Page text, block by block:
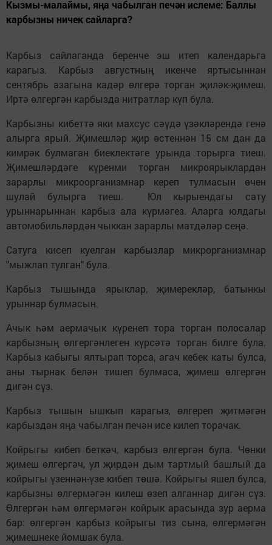
Кызмы-малаймы, яңа чабылган печән ислеме: Баллы
карбызны ничек сайларга?
Карбыз сайлаганда беренче эш итеп календарьга
карагыз. Карбыз августның икенче яртысыннан
сентябрь азагына кадәр өлгерә торган җиләк-җимеш.
Иртә өлгергән карбызда нитратлар күп була.
Карбызны кибеттә яки махсус сәүдә үзәкләрендә генә
алырга ярый. Җимешләр җир өстеннән 15 см дан да
кимрәк булмаган биеклектәге урында торырга тиеш.
Җимешләрдәге күренми торган микроярыклардан
зарарлы микроорганизмнар кереп тулмасын өчен
шулай булырга тиеш. Юл кырыендагы сату
урыннарыннан карбыз ала күрмәгез. Аларга юлдагы
автомобильләрдән чыккан зарарлы матдәләр сеңә.
Сатуга кисеп куелган карбызлар микрорганизмнар
"мыжлап тулган" була.
Карбыз тышында ярыклар, җимерекләр, батынкы
урыннар булмасын.
Ачык һәм аермачык күренеп тора торган полосалар
карбызның өлгергәнлеген күрсәтә торган билге була.
Карбыз кабыгы ялтырап торса, агач кебек каты булса,
аны тырнак белән тишеп булмаса, җимеш өлгергән
дигән сүз.
Карбыз тышын ышкып карагыз, өлгереп җитмәгән
карбыздан яңа чабылган печән исе килеп торачак.
Койрыгы кибеп беткәч, карбыз өлгергән була. Чөнки
җимеш өлгергәч, ул җирдән дым тартмый башлый да
койрыгы үзеннән-үзе кибеп төшә. Койрыгы яшел булса,
карбызны өлгермәгән килеш өзеп алганнар дигән сүз.
Өлгергән һәм өлгермәгән койрык арасында зур аерма
бар: өлгергән карбыз койрыгы тиз сына, өлгермәгән
җимешнеке йомшак була.